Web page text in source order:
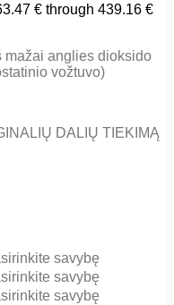
€ through 439.16 €
mažai anglies dioksido
vožtuvo)
DALIŲ TIEKIMĄ
savybę
savybę
savybę